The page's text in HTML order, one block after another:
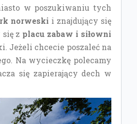
w poszukiwaniu tych
norweski i znajdujący się
z placu zabaw i siłowni
Jeżeli chcecie poszaleć na
Na wycieczkę polecamy
się zapierający dech w